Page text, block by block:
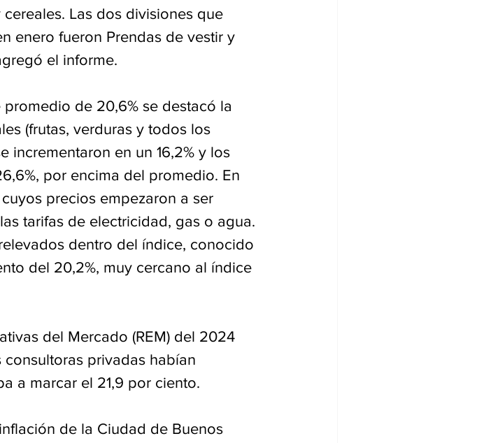
Las dos divisiones que
enero fueron Prendas de vestir y
el informe.
de 20,6% se destacó la
(frutas, verduras y todos los
incrementaron en un 16,2% y los
por encima del promedio. En
precios empezaron a ser
tarifas de electricidad, gas o agua.
dentro del índice, conocido
del 20,2%, muy cercano al índice
del Mercado (REM) del 2024
consultoras privadas habían
a marcar el 21,9 por ciento.
de la Ciudad de Buenos